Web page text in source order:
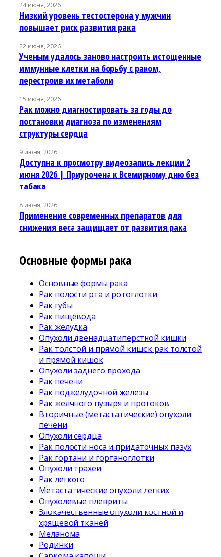
24 июня, 2026
Низкий уровень тестостерона у мужчин
повышает риск развития рака
22 июня, 2026
Ученым удалось заново настроить истощенные
иммунные клетки на борьбу с раком,
перестроив их метаболи
15 июня, 2026
Рак можно диагностировать за годы до
постановки диагноза по изменениям
структуры сердца
9 июня, 2026
Доступна к просмотру видеозапись лекции 2
июня 2026 | Приурочена к Всемирному дню без
табака
8 июня, 2026
Применение современных препаратов для
снижения веса защищает от развития рака
Основные формы рака
Основные формы рака
Рак полости рта и ротоглотки
Рак губы
Рак пищевода
Рак желудка
Опухоли двенадцатиперстной кишки
Рак толстой и прямой кишок рак толстой
и прямой кишок
Опухоли заднего прохода
Рак печени
Рак поджелудочной железы
Рак желчного пузыря и протоков
Вторичные (метастатические) опухоли
печени
Опухоли сердца
Рак полости носа и придаточных пазух
Рак гортани и гортаноглотки
Опухоли трахеи
Рак легкого
Метастатические опухоли легких
Опухолевые плевриты
Злокачественные опухоли костной и
хрящевой тканей
Меланома
Родинки